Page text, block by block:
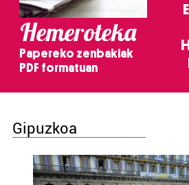
Hemeroteka
Papereko zenbakiak
PDF formatuan
Gipuzkoa